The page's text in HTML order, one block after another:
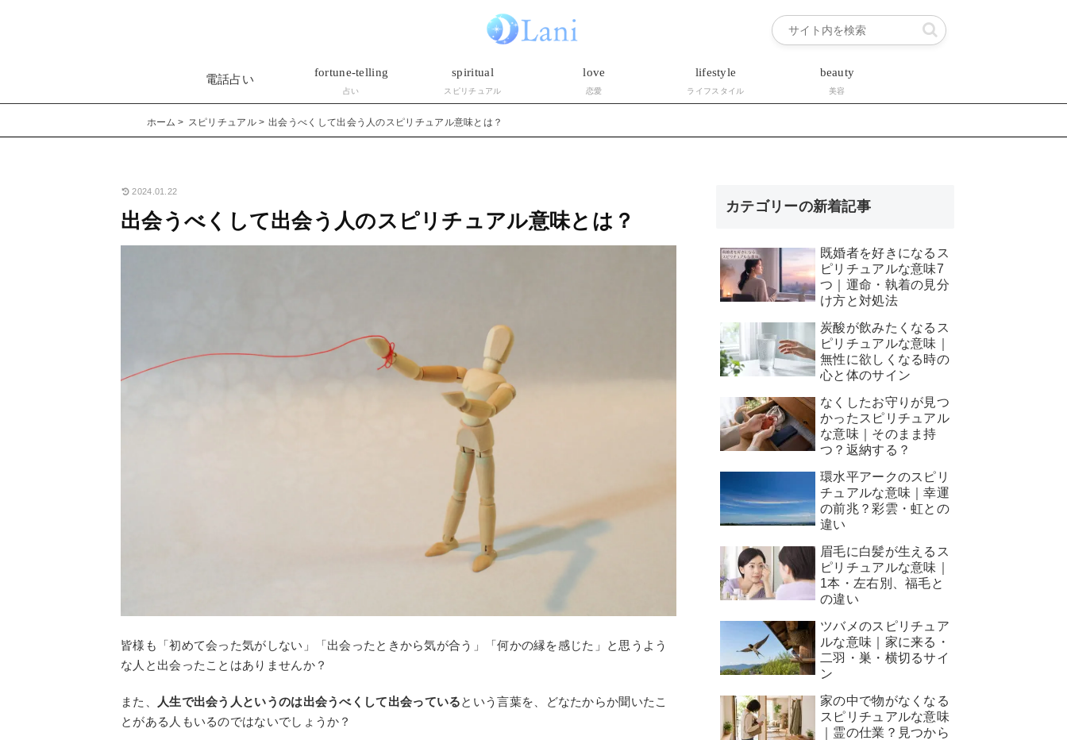
電話占い
fortune-telling
占い
spiritual
スピリチュアル
love
恋愛
lifestyle
ライフスタイル
beauty
美容
ホーム スピリチュアル 出会うべくして出会う人のスピリチュアル意味とは？
2024.01.22
出会うべくして出会う人のスピリチュアル意味とは？
皆様も「初めて会った気がしない」「出会ったときから気が合う」「何かの縁を感じた」と思うよう
な人と出会ったことはありませんか？
また、 人生で出会う人というのは出会うべくして出会っているという言葉を、どなたからか聞いたこ
とがある人もいるのではないでしょうか？
カテゴリーの新着記事
既婚者を好きになるス
ピリチュアルな意味7
つ｜運命・執着の見分
け方と対処法
炭酸が飲みたくなるス
ピリチュアルな意味｜
無性に欲しくなる時の
心と体のサイン
なくしたお守りが見つ
かったスピリチュアル
な意味｜そのまま持
つ？返納する？
環水平アークのスピリ
チュアルな意味｜幸運
の前兆？彩雲・虹との
違い
眉毛に白髪が生えるス
ピリチュアルな意味｜
1本・左右別、福毛と
の違い
ツバメのスピリチュア
ルな意味｜家に来る・
二羽・巣・横切るサイ
ン
家の中で物がなくなる
スピリチュアルな意味
｜霊の仕業？見つから